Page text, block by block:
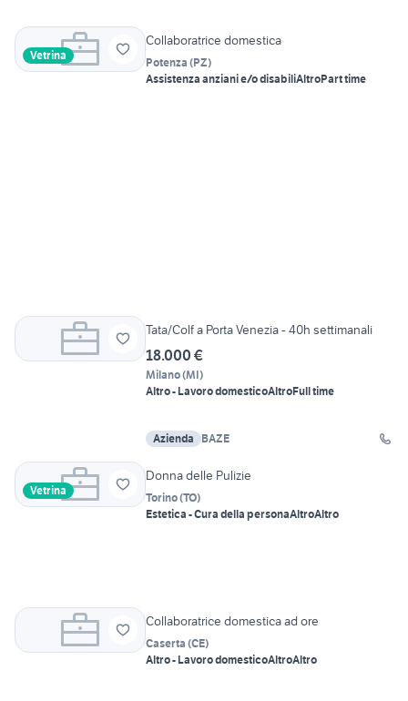
Vetrina
Collaboratrice domestica
Potenza (PZ)
Assistenza anziani e/o disabiliAltroPart time
Tata/Colf a Porta Venezia - 40h settimanali
18.000 €
Milano(MI)
Altro - Lavoro domesticoAltroFull time
Azienda BAZE
Vetrina
Donna delle Pulizie
Torino(TO)
Estetica - Cura della personaAltroAltro
Collaboratrice domestica ad ore
Caserta (CE)
Altro - Lavoro domesticoAltroAltro